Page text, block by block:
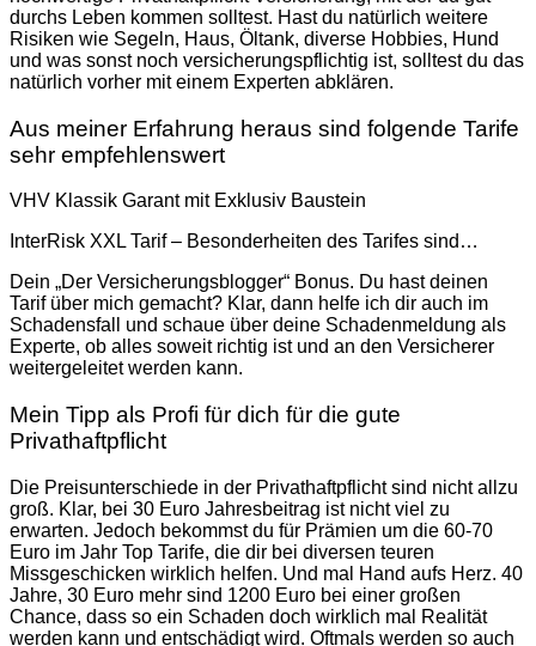
durchs Leben kommen solltest. Hast du natürlich weitere
Risiken wie Segeln, Haus, Öltank, diverse Hobbies, Hund
und was sonst noch versicherungspflichtig ist, solltest du das
natürlich vorher mit einem Experten abklären.
Aus meiner Erfahrung heraus sind folgende Tarife
sehr empfehlenswert
VHV Klassik Garant mit Exklusiv Baustein
InterRisk XXL Tarif – Besonderheiten des Tarifes sind…
Dein „Der Versicherungsblogger“ Bonus. Du hast deinen
Tarif über mich gemacht? Klar, dann helfe ich dir auch im
Schadensfall und schaue über deine Schadenmeldung als
Experte, ob alles soweit richtig ist und an den Versicherer
weitergeleitet werden kann.
Mein Tipp als Profi für dich für die gute
Privathaftpflicht
Die Preisunterschiede in der Privathaftpflicht sind nicht allzu
groß. Klar, bei 30 Euro Jahresbeitrag ist nicht viel zu
erwarten. Jedoch bekommst du für Prämien um die 60-70
Euro im Jahr Top Tarife, die dir bei diversen teuren
Missgeschicken wirklich helfen. Und mal Hand aufs Herz. 40
Jahre, 30 Euro mehr sind 1200 Euro bei einer großen
Chance, dass so ein Schaden doch wirklich mal Realität
werden kann und entschädigt wird. Oftmals werden so auch